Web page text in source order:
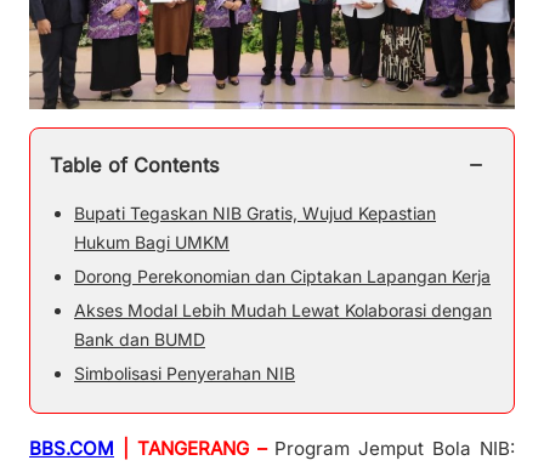
Table of Contents −
Bupati Tegaskan NIB Gratis, Wujud Kepastian
Hukum Bagi UMKM
Dorong Perekonomian dan Ciptakan Lapangan Kerja
Akses Modal Lebih Mudah Lewat Kolaborasi dengan
Bank dan BUMD
Simbolisasi Penyerahan NIB
BBS.COM | TANGERANG –Program Jemput Bola NIB: